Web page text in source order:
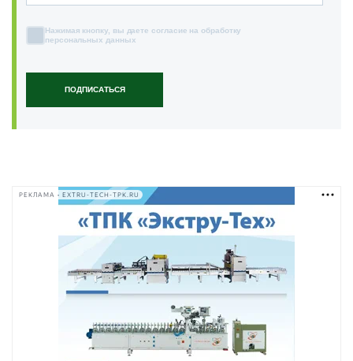
ПОДПИСАТЬСЯ
Нажимая кнопку, вы даете согласие на обработку
персональных данных
РЕКЛАМА • EXTRU-TECH-TPK.RU